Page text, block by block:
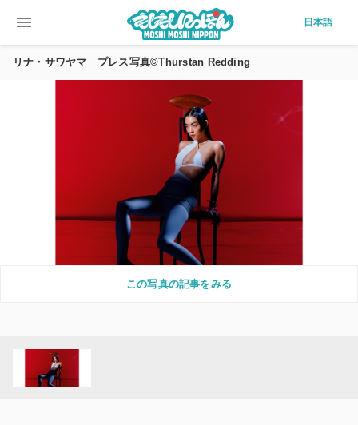
menu 日本語
リナ・サワヤマ プレス写真©Thurstan Redding
この写真の記事をみる